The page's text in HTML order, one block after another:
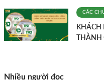
CÁC
KHÁCH
THÀNH
Nhiều người đọc